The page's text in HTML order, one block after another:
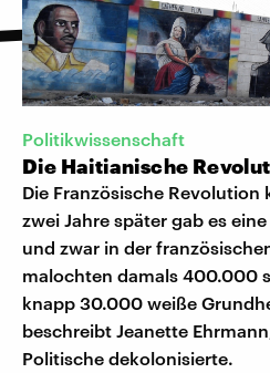
Politikwissenschaft
Die Haitianische
Die Französische Revolution
zwei Jahre später gab es
und zwar in der
malochten damals 400.000
knapp 30.000 weiße
beschreibt Jeanette
Politische dekolonisierte.